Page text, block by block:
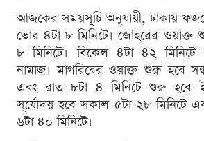
আজকের সময়সূচি অনুযায়ী, ঢাকায়
ভোর ৪টা ৮ মিনিটে। জোহরের
৮ মিনিটে। বিকেল ৪টা ৪২
নামাজ। মাগরিবের ওয়াক্ত শুরু হবে
এবং রাত ৮টা ৪ মিনিটে শুরু হবে
সূর্যোদয় হবে সকাল ৫টা ২৮ মিনিটে
৬টা ৪০ মিনিটে।